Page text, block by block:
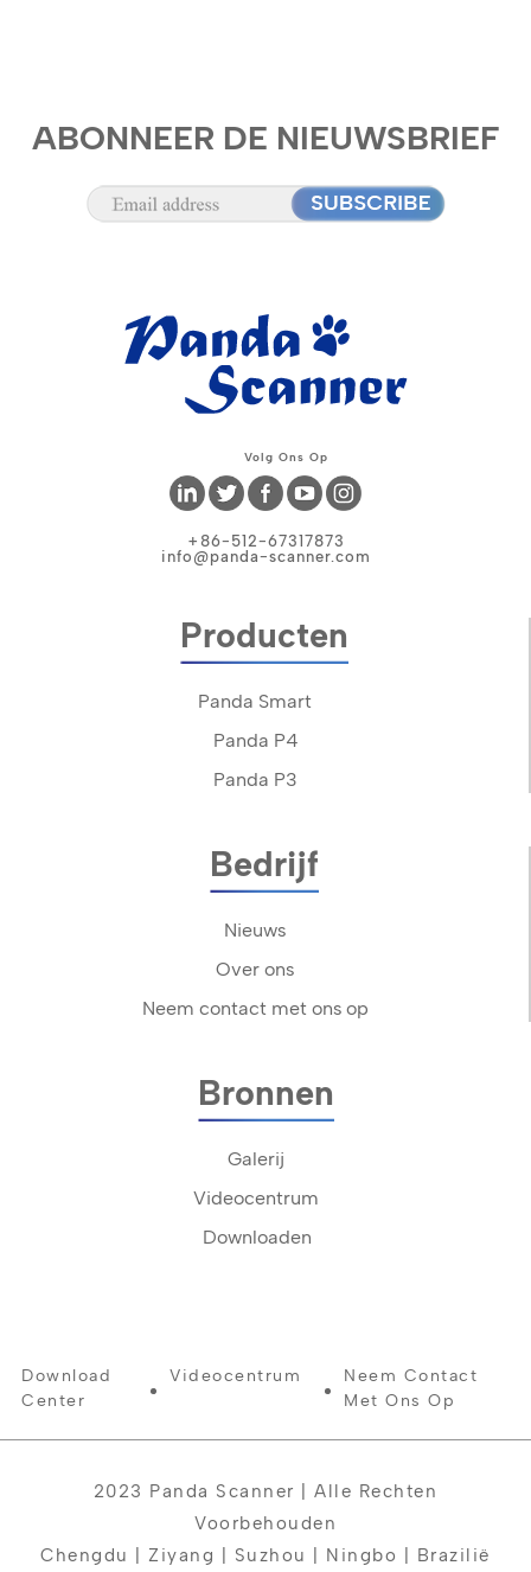
ABONNEER DE NIEUWSBRIEF
Volg Ons Op
+86-512-67317873
info@panda-scanner.com
Producten
Panda Smart
Panda P4
Panda P3
Bedrijf
Nieuws
Over ons
Neem contact met ons op
Bronnen
Galerij
Videocentrum
Downloaden
Download
Center
Videocentrum
Neem Contact
Met Ons Op
2023 Panda Scanner | Alle Rechten
Voorbehouden
Chengdu | Ziyang | Suzhou | Ningbo | Brazilië